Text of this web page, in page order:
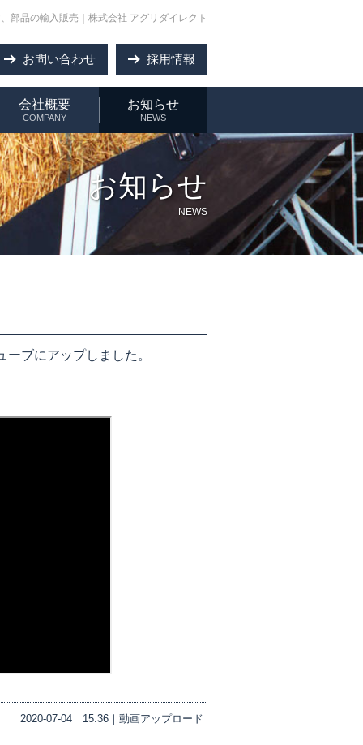
部品の輸入販売｜株式会社 アグリダイレクト
採用情報
お問い合わせ
会社概要
COMPANY
お知らせ
NEWS
お知らせ
NEWS
ブにアップしました。
2020-07-04 15:36｜ 動画アップロード